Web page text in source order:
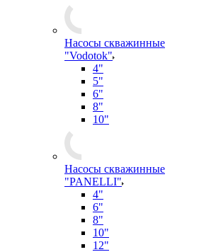
Насосы скважинные
"Vodotok"
4"
5"
6"
8"
10"
Насосы скважинные
"PANELLI"
4"
6"
8"
10"
12"